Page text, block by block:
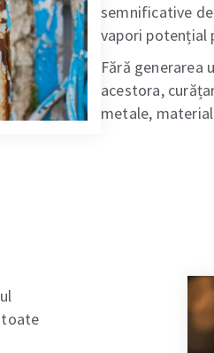
semnificative
vapori potențial
Fără generarea
acestora,
metale,
toate